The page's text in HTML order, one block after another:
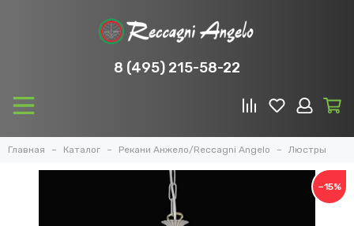
8 (495) 215-58-22
Главная Каталог Рекани Анжело/Reccagni Angelo Люстры
−15%